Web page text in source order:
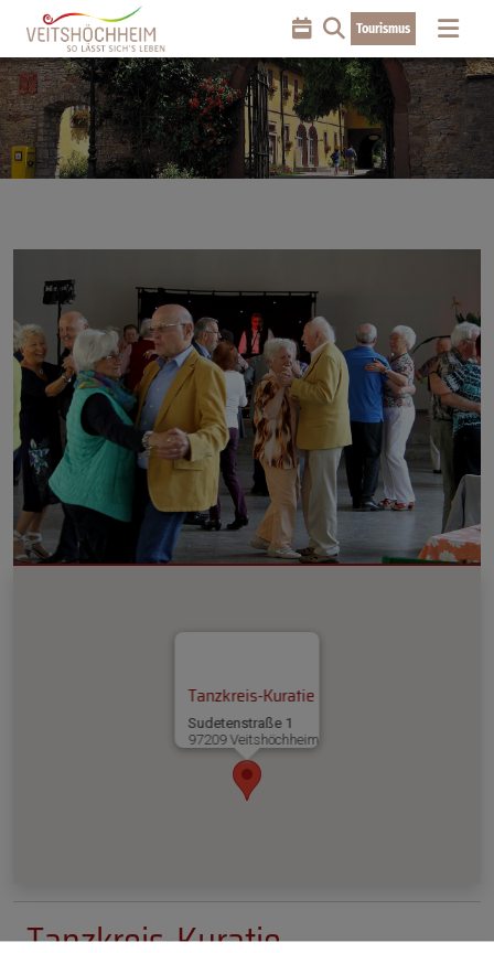
Tourismus
Tanzkreis-Kuratie
Sudetenstraße 1
97209 Veitshöchheim
Tanzkreis-Kuratie